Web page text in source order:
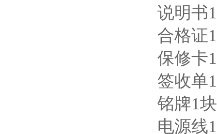
说明书
合格证
保修卡
签收单
铭牌1
电源线